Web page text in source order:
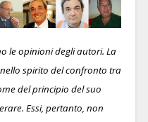
le opinioni degli autori. La
spirito del confronto tra
del principio del suo
Essi, pertanto, non